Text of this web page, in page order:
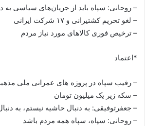
– روحانی: سپاه باید از جریان‌های سیاسی به
– لغو تحریم کشتیرانی و ۱۷ شرکت ایرانی
– ترخیص فوری کالاهای مورد نیاز مردم
*اعتماد
– رقیب سپاه در پروژه های عمرانی ملی
– سکه زیر یک میلیون تومان
– جعفرتوفیقی: به دنبال حاشیه نیستم، به
– روحانی: سپاه، سپاه همه مردم باشد